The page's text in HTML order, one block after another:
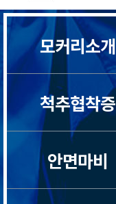
모커리소개
척추협착증
안면마비